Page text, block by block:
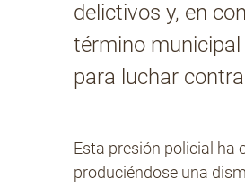
delictivos y, en
término
para luchar
Esta presión policial ha
produciéndose una